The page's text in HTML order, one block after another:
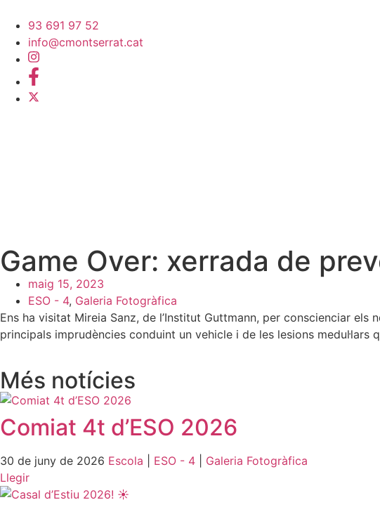
93 691 97 52
info@cmontserrat.cat
Game Over: xerrada de
maig 15, 2023
ESO - 4, Galeria Fotogràfica
Ens ha visitat Mireia Sanz, de l’Institut Guttmann, per conscienciar
principals imprudències conduint un vehicle i de les lesions
Més notícies
Comiat 4t d’ESO 2026
30 de juny de 2026 Escola ESO - 4
Galeria Fotogràfica
Llegir